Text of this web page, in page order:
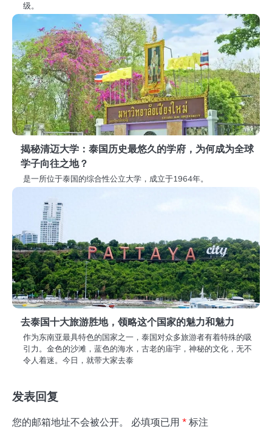
级。
揭秘清迈大学：泰国历史最悠久的学府，为何成为全球
学子向往之地？
是一所位于泰国的综合性公立大学，成立于1964年。
去泰国十大旅游胜地，领略这个国家的魅力和魅力
作为东南亚最具特色的国家之一，泰国对众多旅游者有着特殊的吸
引力。金色的沙滩，蓝色的海水，古老的庙宇，神秘的文化，无不
令人着迷。今日，就带大家去泰
发表回复
您的邮箱地址不会被公开。 必填项已用 * 标注